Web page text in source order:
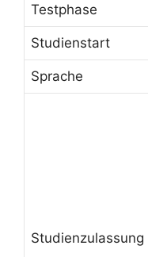
Testphase
Studienstart
Sprache
Studienzulassung